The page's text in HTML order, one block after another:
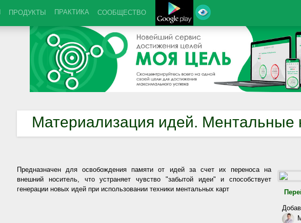
ПРОДУКТЫ ПРАКТИКА СООБЩЕСТВО
Материализация идей. Ментальные
Предназначен для освобождения памяти от идей за счет их переноса на
внешний носитель, что устраняет чувство "забытой идеи" и способствует
генерации новых идей при использовании техники ментальных карт